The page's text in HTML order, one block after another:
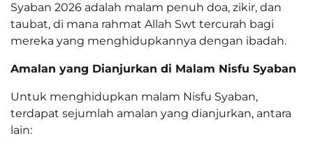
Syaban 2026 adalah malam penuh doa, zikir, dan
taubat, di mana rahmat Allah Swt tercurah bagi
mereka yang menghidupkannya dengan ibadah.
Amalan yang Dianjurkan di Malam Nisfu Syaban
Untuk menghidupkan malam Nisfu Syaban,
terdapat sejumlah amalan yang dianjurkan, antara
lain: